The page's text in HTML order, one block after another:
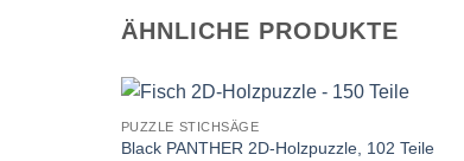
ÄHNLICHE PRODUKTE
PUZZLE STICHSÄGE
Black PANTHER 2D-Holzpuzzle, 102 Teile